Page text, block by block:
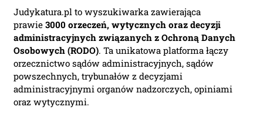
Judykatura.pl to wyszukiwarka zawierająca
prawie 3000 orzeczeń, wytycznych oraz decyzji
administracyjnych związanych z Ochroną Danych
Osobowych (RODO). Ta unikatowa platforma łączy
orzecznictwo sądów administracyjnych, sądów
powszechnych, trybunałów z decyzjami
administracyjnymi organów nadzorczych, opiniami
oraz wytycznymi.